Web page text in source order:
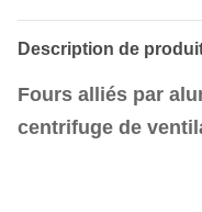
Description de
Fours alliés par
centrifuge de